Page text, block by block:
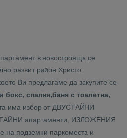
в новострояща се
развит район Христо
Ви предлагаме да закупите се
бокс, спалня,баня с тоалетна,
има избор от ДВУСТАЙНИ
апартаменти, ИЗЛОЖЕНИЯ
на подземни паркоместа и